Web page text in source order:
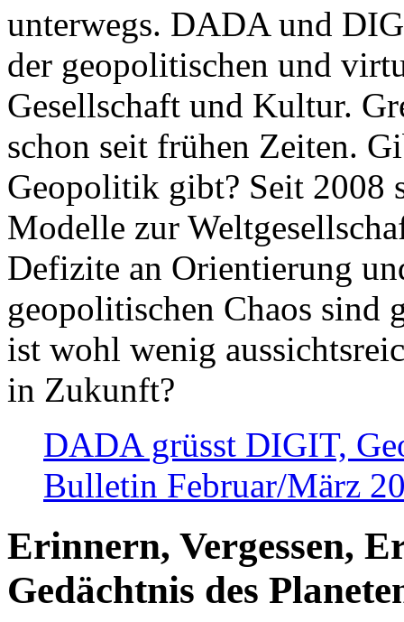
unterwegs. DADA und
der geopolitischen und
Gesellschaft und Kultur.
schon seit frühen Zeiten.
Geopolitik gibt? Seit 2008
Modelle zur
Defizite an Orientierung
geopolitischen Chaos sind
ist wohl wenig
in Zukunft?
DADA grüsst DIGIT,
Bulletin Februar/März
Erinnern, Vergessen,
Gedächtnis des